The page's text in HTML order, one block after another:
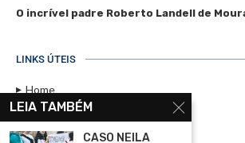
O incrível padre Roberto Landell de
LINKS ÚTEIS
Home
Assinar
Contato
LEIA TAMBÉM
CASO NEILA